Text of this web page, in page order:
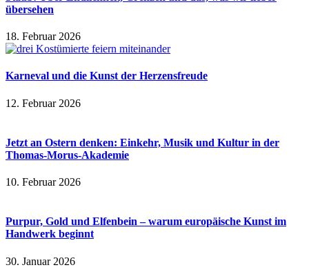
übersehen
18. Februar 2026
Karneval und die Kunst der Herzensfreude
12. Februar 2026
Jetzt an Ostern denken: Einkehr, Musik und Kultur in der
Thomas-Morus-Akademie
10. Februar 2026
Purpur, Gold und Elfenbein – warum europäische Kunst im
Handwerk beginnt
30. Januar 2026